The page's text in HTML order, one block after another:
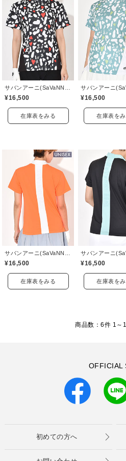
¥16,500
在庫表をみる
¥16,500
在庫表を
サバンアーニ(SaVaNNI aaNI)
¥16,500
在庫表をみる
¥16,500
在庫表を
商品数：6件 1～
OFFICIAL
初めての方へ